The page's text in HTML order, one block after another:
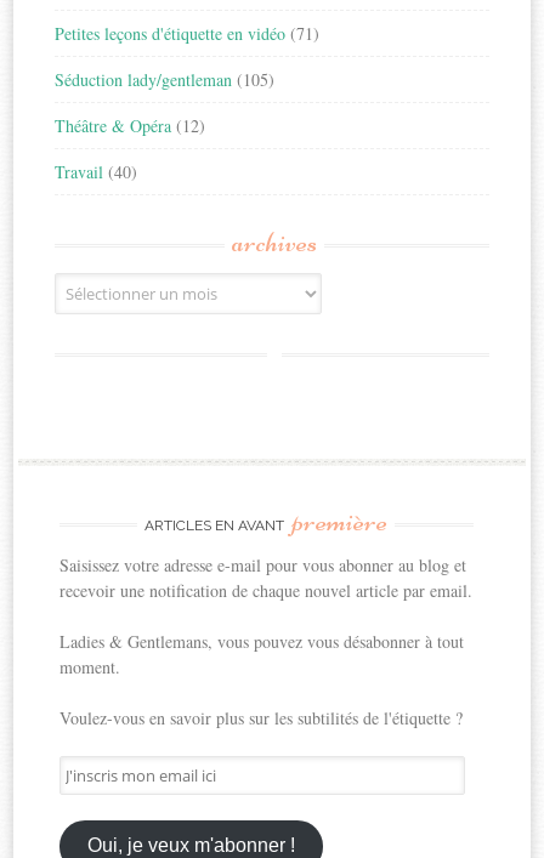
Petites leçons d'étiquette en vidéo (71)
Séduction lady/gentleman (105)
Théâtre & Opéra (12)
Travail (40)
archives
Archives
ARTICLES EN AVANT première
Saisissez votre adresse e-mail pour vous abonner au blog et
recevoir une notification de chaque nouvel article par email.
Ladies & Gentlemans, vous pouvez vous désabonner à tout
moment.
Voulez-vous en savoir plus sur les subtilités de l'étiquette ?
J'inscris
mon
email
ici
Oui, je veux m'abonner !